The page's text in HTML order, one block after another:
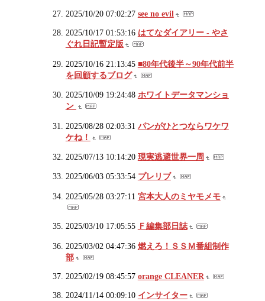
2025/10/20 07:02:27 see no evil
2025/10/17 01:53:16 はてなダイアリー - やさ
ぐれ日記暫定版
2025/10/16 21:13:45 ■80年代後半～90年代前半
を回顧するブログ
2025/10/09 19:24:48 ホワイトデータマンショ
ン
2025/08/28 02:03:31 パンがひとつならワケワ
ケね！
2025/07/13 10:14:20 現実逃避世界一周
2025/06/03 05:33:54 プレリブ
2025/05/28 03:27:11 宮本大人のミヤモメモ
2025/03/10 17:05:55 Ｆ編集部日誌
2025/03/02 04:47:36 燃えろ！ＳＳＭ番組制作
部
2025/02/19 08:45:57 orange CLEANER
2024/11/14 00:09:10 インサイター